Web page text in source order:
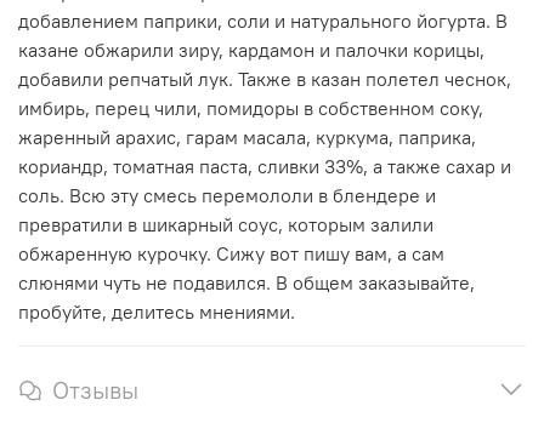
добавлением паприки, соли и натурального йогурта. В
казане обжарили зиру, кардамон и палочки корицы,
добавили репчатый лук. Также в казан полетел чеснок,
имбирь, перец чили, помидоры в собственном соку,
жаренный арахис, гарам масала, куркума, паприка,
кориандр, томатная паста, сливки 33%, а также сахар и
соль. Всю эту смесь перемололи в блендере и
превратили в шикарный соус, которым залили
обжаренную курочку. Сижу вот пишу вам, а сам
слюнями чуть не подавился. В общем заказывайте,
пробуйте, делитесь мнениями.
Отзывы